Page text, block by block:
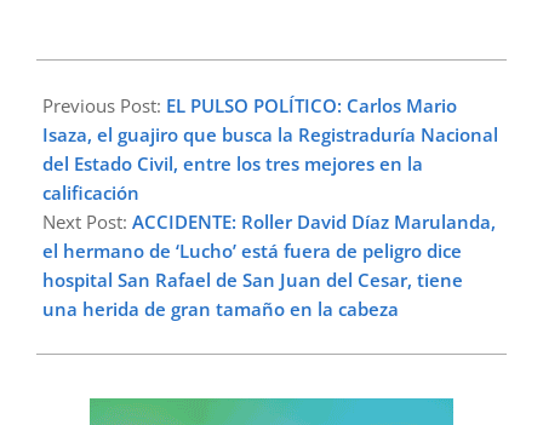
09-
11
Previous Post: EL PULSO POLÍTICO: Carlos Mario
Isaza, el guajiro que busca la Registraduría Nacional
del Estado Civil, entre los tres mejores en la
calificación
Next Post: ACCIDENTE: Roller David Díaz Marulanda,
el hermano de ‘Lucho’ está fuera de peligro dice
hospital San Rafael de San Juan del Cesar, tiene
una herida de gran tamaño en la cabeza